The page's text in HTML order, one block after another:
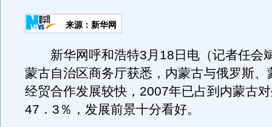
来源：新华网
新华网呼和浩特3月18日电（记者任会
蒙古自治区商务厅获悉，内蒙古与俄罗斯、
经贸合作发展较快，2007年已占到内蒙古
47．3％，发展前景十分看好。